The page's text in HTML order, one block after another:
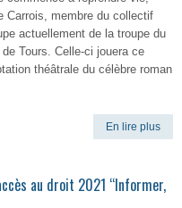
Carrois, membre du collectif
actuellement de la troupe du
Tours. Celle-ci jouera ce
théâtrale du célèbre roman
En lire plus
au droit 2021 “Informer,